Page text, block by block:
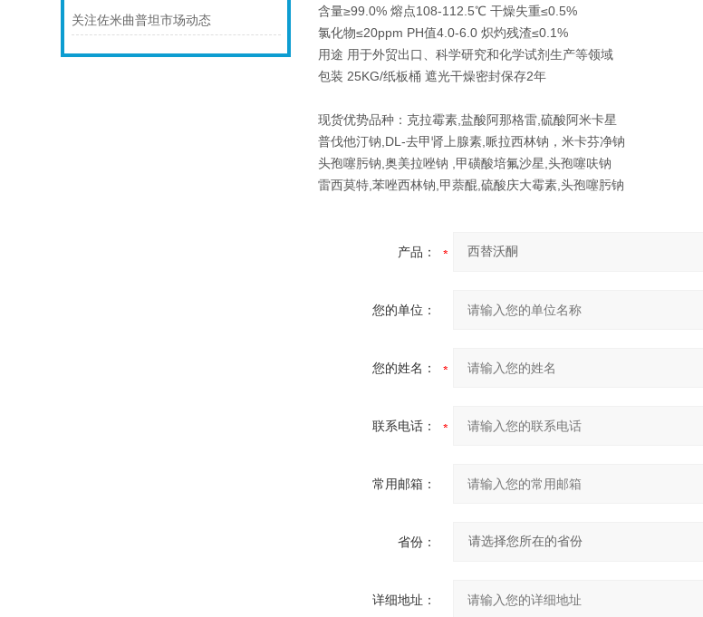
关注佐米曲普坦市场动态
含量≥99.0% 熔点108-112.5℃ 干燥失重≤0.5%
氯化物≤20ppm PH值4.0-6.0 炽灼残渣≤0.1%
用途 用于外贸出口、科学研究和化学试剂生产等领域
包装 25KG/纸板桶 遮光干燥密封保存2年
现货优势品种：克拉霉素,盐酸阿那格雷,硫酸阿米卡星
普伐他汀钠,DL-去甲肾上腺素,哌拉西林钠，米卡芬净钠
头孢噻肟钠,奥美拉唑钠 ,甲磺酸培氟沙星,头孢噻呋钠
雷西莫特,苯唑西林钠,甲萘醌,硫酸庆大霉素,头孢噻肟钠
产品：
您的单位：
您的姓名：
联系电话：
常用邮箱：
省份：
详细地址：